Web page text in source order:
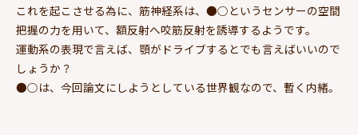
これを起こさせる為に、筋神経系は、●○というセンサーの空間
把握の力を用いて、額反射へ咬筋反射を誘導するようです。
運動系の表現で言えば、顎がドライブするとでも言えばいいので
しょうか？
●○は、今回論文にしようとしている世界観なので、暫く内緒。